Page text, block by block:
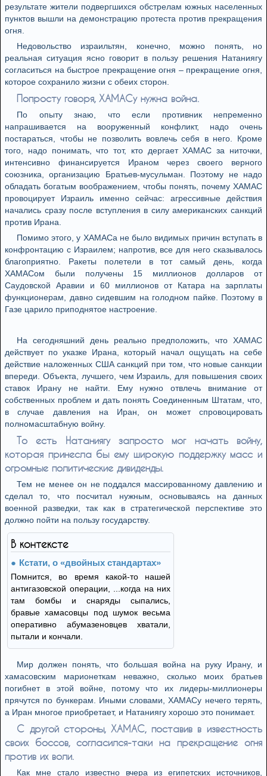
результате жители подвергшихся обстрелам южных населенных
пунктов вышли на демонстрацию протеста против прекращения
огня.
Недовольство израильтян, конечно, можно понять, но
реальная ситуация ясно говорит в пользу решения Натаниягу
согласиться на быстрое прекращение огня – прекращение огня,
которое сохранило жизни с обеих сторон.
Попросту говоря, ХАМАСу нужна война.
По опыту знаю, что если противник непременно
напрашивается на вооруженный конфликт, надо очень
постараться, чтобы не позволить вовлечь себя в него. Кроме
того, надо понимать, что тот, кто дергает ХАМАС за ниточки,
интенсивно финансируется Ираном через своего верного
союзника, организацию Братьев-мусульман. Поэтому не надо
обладать богатым воображением, чтобы понять, почему ХАМАС
провоцирует Израиль именно сейчас: агрессивные действия
начались сразу после вступления в силу американских санкций
против Ирана.
Помимо этого, у ХАМАСа не было видимых причин вступать в
конфронтацию с Израилем; напротив, все для него сказывалось
благоприятно. Ракеты полетели в тот самый день, когда
ХАМАСом были получены 15 миллионов долларов от
Саудовской Аравии и 60 миллионов от Катара на зарплаты
функционерам, давно сидевшим на голодном пайке. Поэтому в
Газе царило приподнятое настроение.
На сегодняшний день реально предположить, что ХАМАС
действует по указке Ирана, который начал ощущать на себе
действие наложенных США санкций при том, что новые санкции
впереди. Объекта, лучшего, чем Израиль, для повышения своих
ставок Ирану не найти. Ему нужно отвлечь внимание от
собственных проблем и дать понять Соединенным Штатам, что,
в случае давления на Иран, он может спровоцировать
полномасштабную войну.
То есть Натаниягу запросто мог начать войну,
которая принесла бы ему широкую поддержку масс и
огромные политические дивиденды.
Тем не менее он не поддался массированному давлению и
сделал то, что посчитал нужным, основываясь на данных
военной разведки, так как в стратегической перспективе это
должно пойти на пользу государству.
В контексте
Кстати, о «двойных стандартах»
Помнится, во время какой-то нашей
антигазовской операции, ...когда на них
там бомбы и снаряды сыпались,
бравые хамасовцы под шумок весьма
оперативно абумазеновцев хватали,
пытали и кончали.
Мир должен понять, что большая война на руку Ирану, и
хамасовским марионеткам неважно, сколько моих братьев
погибнет в этой войне, потому что их лидеры-миллионеры
прячутся по бункерам. Иными словами, ХАМАСу нечего терять,
а Иран многое приобретает, и Натаниягу хорошо это понимает.
С другой стороны, ХАМАС, поставив в известность
своих боссов, согласился-таки на прекращение огня
против их воли.
Как мне стало известно вчера из египетских источников,